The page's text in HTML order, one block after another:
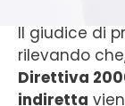
Il giudice di
rilevando
Direttiva
indiretta